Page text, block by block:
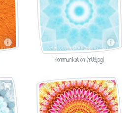
Kommunikation (m88.jpg)